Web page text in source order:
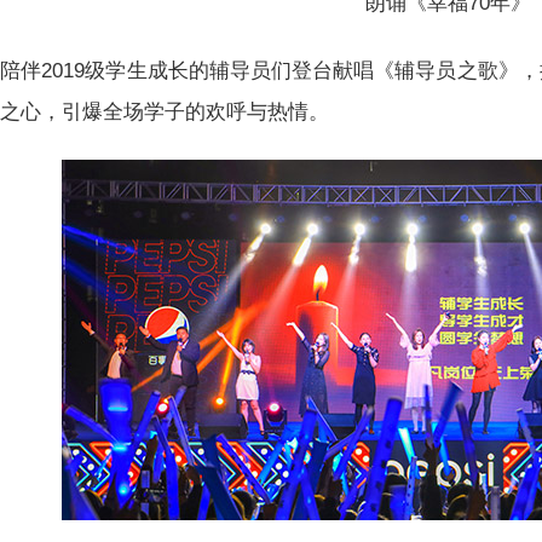
陪伴2019级学生成长的辅导员们登台献唱《辅导员之歌》
心，引爆全场学子的欢呼与热情。